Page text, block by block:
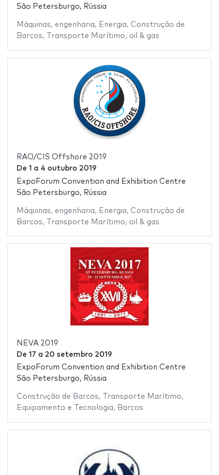
São Petersburgo, Rússia
Máquinas, engenharia, Energia, Construção de
Barcos, Transporte Marítimo, oil & gas
RAO/CIS Offshore 2019
De 1 a 4 outubro 2019
ExpoForum Convention and Exhibition Centre
São Petersburgo, Rússia
Máquinas, engenharia, Energia, Construção de
Barcos, Transporte Marítimo, oil & gas
NEVA 2019
De 17 a 20 setembro 2019
ExpoForum Convention and Exhibition Centre
São Petersburgo, Rússia
Construção de Barcos, Transporte Marítimo,
Equipamento e Tecnologia, Barcos